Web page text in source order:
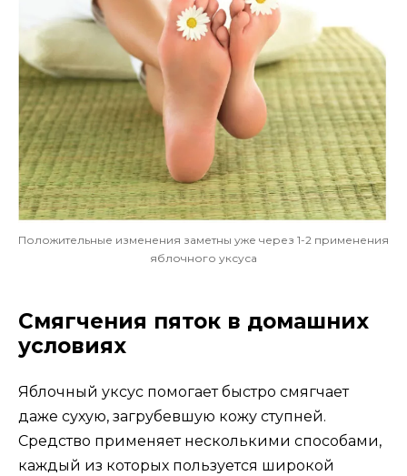
Положительные изменения заметны уже через 1-2 применения
яблочного уксуса
Смягчения пяток в домашних
условиях
Яблочный уксус помогает быстро смягчает
даже сухую, загрубевшую кожу ступней.
Средство применяет несколькими способами,
каждый из которых пользуется широкой